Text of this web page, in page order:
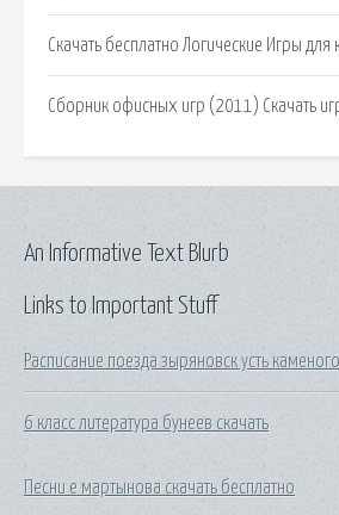
Скачать бесплатно Логические Игры для
Сборник офисных игр (2011) Скачать
Links to Important Stuff
Расписание поезда зыряновск усть
6 класс литература бунеев скачать
Песни е мартынова скачать бесплатно
An Informative Text Blurb